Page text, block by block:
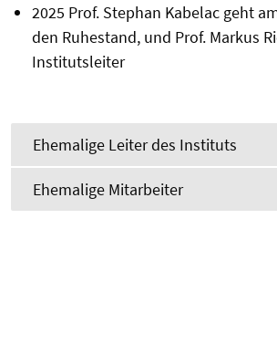
2025 Prof. Stephan Kabelac geht
den Ruhestand, und Prof. Markus
Institutsleiter
Ehemalige Leiter des Instituts
Ehemalige Mitarbeiter